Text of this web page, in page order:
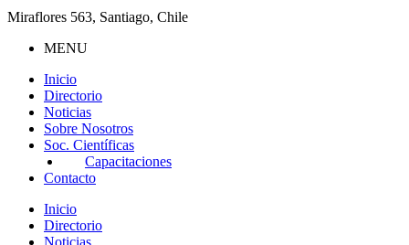
Miraflores 563, Santiago, Chile
MENU
Inicio
Directorio
Noticias
Sobre Nosotros
Soc. Científicas
Capacitaciones
Contacto
Inicio
Directorio